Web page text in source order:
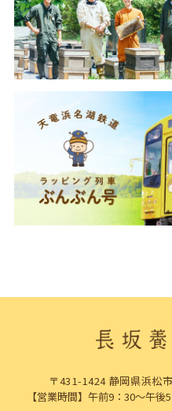
〒431-1424 静岡県浜松
【営業時間】午前9：30～午後